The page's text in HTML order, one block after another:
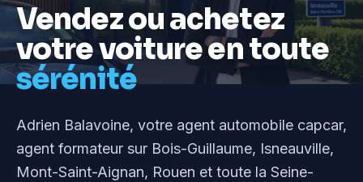
Vendez ou achetez
votre voiture en toute
sérénité
Adrien Balavoine, votre agent automobile capcar,
agent formateur sur Bois-Guillaume, Isneauville,
Mont-Saint-Aignan, Rouen et toute la Seine-